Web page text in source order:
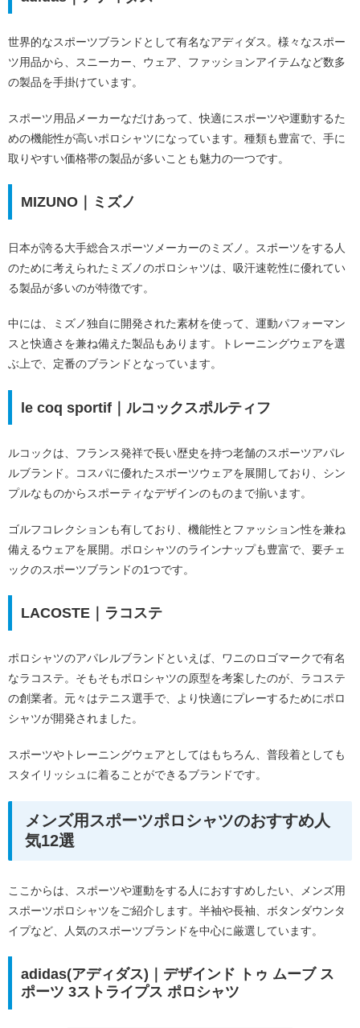
世界的なスポーツブランドとして有名なアディダス。様々なスポー
ツ用品から、スニーカー、ウェア、ファッションアイテムなど数多
の製品を手掛けています。
スポーツ用品メーカーなだけあって、快適にスポーツや運動するた
めの機能性が高いポロシャツになっています。種類も豊富で、手に
取りやすい価格帯の製品が多いことも魅力の一つです。
MIZUNO｜ミズノ
日本が誇る大手総合スポーツメーカーのミズノ。スポーツをする人
のために考えられたミズノのポロシャツは、吸汗速乾性に優れてい
る製品が多いのが特徴です。
中には、ミズノ独自に開発された素材を使って、運動パフォーマン
スと快適さを兼ね備えた製品もあります。トレーニングウェアを選
ぶ上で、定番のブランドとなっています。
le coq sportif｜ルコックスポルティフ
ルコックは、フランス発祥で長い歴史を持つ老舗のスポーツアパレ
ルブランド。コスパに優れたスポーツウェアを展開しており、シン
プルなものからスポーティなデザインのものまで揃います。
ゴルフコレクションも有しており、機能性とファッション性を兼ね
備えるウェアを展開。ポロシャツのラインナップも豊富で、要チェ
ックのスポーツブランドの1つです。
LACOSTE｜ラコステ
ポロシャツのアパレルブランドといえば、ワニのロゴマークで有名
なラコステ。そもそもポロシャツの原型を考案したのが、ラコステ
の創業者。元々はテニス選手で、より快適にプレーするためにポロ
シャツが開発されました。
スポーツやトレーニングウェアとしてはもちろん、普段着としても
スタイリッシュに着ることができるブランドです。
メンズ用スポーツポロシャツのおすすめ人
気12選
ここからは、スポーツや運動をする人におすすめしたい、メンズ用
スポーツポロシャツをご紹介します。半袖や長袖、ボタンダウンタ
イプなど、人気のスポーツブランドを中心に厳選しています。
adidas(アディダス)｜デザインド トゥ ムーブ ス
ポーツ 3ストライプス ポロシャツ